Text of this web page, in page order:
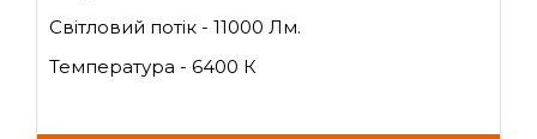
Світловий потік - 11000 Лм.
Температура - 6400 К